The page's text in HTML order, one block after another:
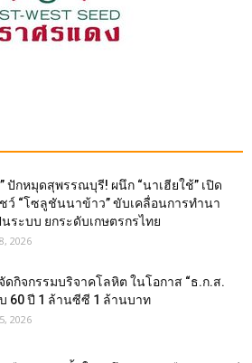
” ปักหมุดสุพรรณบุรี! ผนึก “นาเฮียใช้” เปิด
ว์ “โซลูชันนาข้าว” ขับเคลื่อนการทำนา
นระบบ ยกระดับเกษตรกรไทย
2026
ดกิจกรรมบริจาคโลหิต ในโอกาส “ธ.ก.ส.
60 ปี 1 ล้านซีซี 1 ล้านบาท
2026